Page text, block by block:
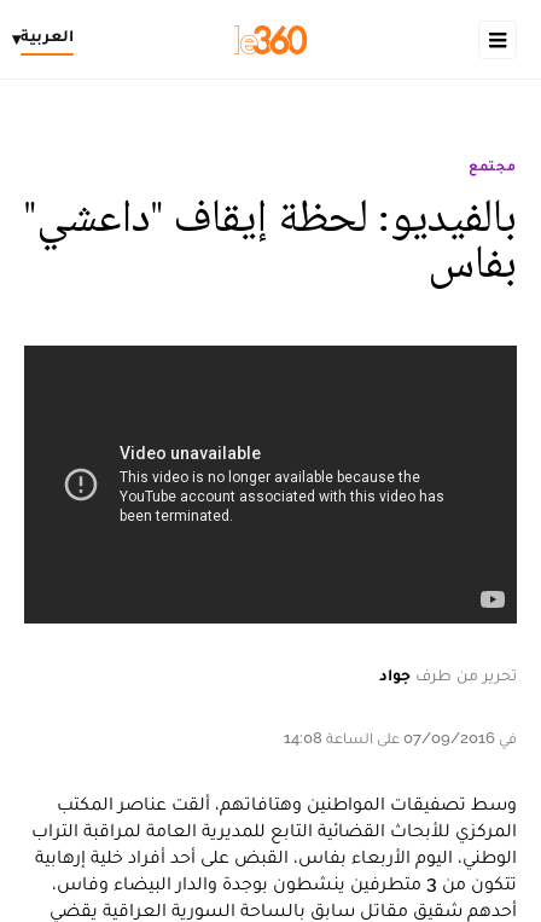
العربية▾
مجتمع
بالفيديو: لحظة إيقاف "داعشي"
بفاس
تحرير من طرف جواد
في 07/09/2016 على الساعة 14:08
وسط تصفيقات المواطنين وهتافاتهم، ألقت عناصر المكتب
المركزي للأبحاث القضائية التابع للمديرية ‏العامة لمراقبة التراب
الوطني، اليوم الأربعاء بفاس، القبض على أحد أفراد خلية إرهابية
تتكون من 3 متطرفين ينشطون بوجدة والدار البيضاء وفاس،
أحدهم شقيق مقاتل سابق بالساحة السورية العراقية يقضي